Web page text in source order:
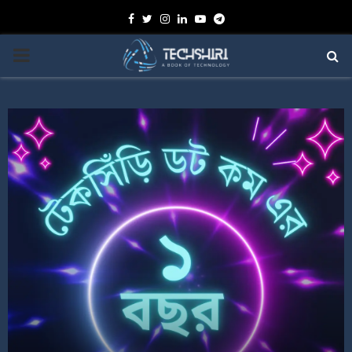
Facebook
TwitterInstagram
Linkedin
YoutubeTelegram
PRIMARY